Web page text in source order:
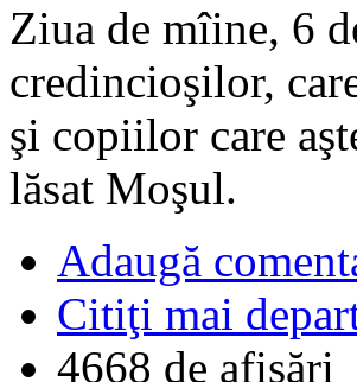
Ziua de mîine, 6
credincioşilor,
şi copiilor care
lăsat Moşul.
Adaugă
Citiţi mai
4668 de afişări